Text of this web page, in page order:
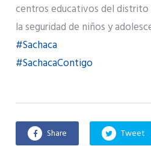
centros educativos del
la seguridad de niños y
#Sachaca
#SachacaContigo
Share Tweet